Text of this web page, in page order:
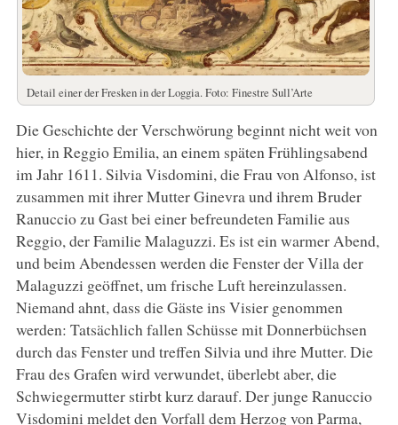
Detail einer der Fresken in der Loggia. Foto: Finestre Sull’Arte
Die Geschichte der Verschwörung beginnt nicht weit von
hier, in Reggio Emilia, an einem späten Frühlingsabend
im Jahr 1611. Silvia Visdomini, die Frau von Alfonso, ist
zusammen mit ihrer Mutter Ginevra und ihrem Bruder
Ranuccio zu Gast bei einer befreundeten Familie aus
Reggio, der Familie Malaguzzi. Es ist ein warmer Abend,
und beim Abendessen werden die Fenster der Villa der
Malaguzzi geöffnet, um frische Luft hereinzulassen.
Niemand ahnt, dass die Gäste ins Visier genommen
werden: Tatsächlich fallen Schüsse mit Donnerbüchsen
durch das Fenster und treffen Silvia und ihre Mutter. Die
Frau des Grafen wird verwundet, überlebt aber, die
Schwiegermutter stirbt kurz darauf. Der junge Ranuccio
Visdomini meldet den Vorfall dem Herzog von Parma,